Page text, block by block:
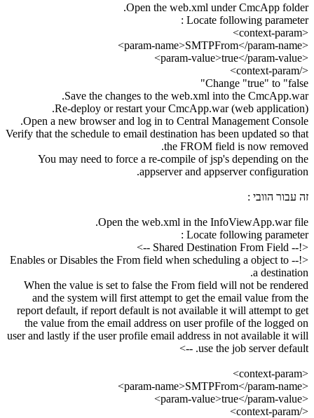
Open the web.xml under CmcApp folder.
Locate following parameter :
<context-param>
<param-name>SMTPFrom</param-name>
<param-value>true</param-value>
</context-param>
Change "true" to "false"
Save the changes to the web.xml into the CmcApp.war.
Re-deploy or restart your CmcApp.war (web application).
Open a new browser and log in to Central Management Console.
Verify that the schedule to email destination has been updated so that
the FROM field is now removed.
You may need to force a re-compile of jsp's depending on the
appserver and appserver configuration.
זה עבור הוובי :
Open the web.xml in the InfoViewApp.war file.
Locate following parameter :
<!-- Shared Destination From Field -->
<!-- Enables or Disables the From field when scheduling a object to
a destination.
When the value is set to false the From field will not be rendered
and the system will first attempt to get the email value from the
report default, if report default is not available it will attempt to get
the value from the email address on user profile of the logged on
user and lastly if the user profile email address in not available it will
use the job server default. -->
<context-param>
<param-name>SMTPFrom</param-name>
<param-value>true</param-value>
</context-param>